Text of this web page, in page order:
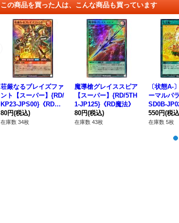
この商品を買った人は、こんな商品も買っています
荘厳なるブレイズファ
ント【スーパー】{RD/
KP23-JPS00}《RDモ
ンスター》
80円(税込)
在庫数 34枚
魔導槍グレイススピア
【スーパー】{RD/5TH
1-JP125}《RD魔法》
80円(税込)
在庫数 43枚
〔状態A-
ーマルパ
SD0B-
法》
550円(税
在庫数 5枚